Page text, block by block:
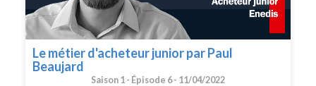
Le métier d'acheteur junior par Paul
Beaujard
Saison 1 - Épisode 6 - 11/04/2022